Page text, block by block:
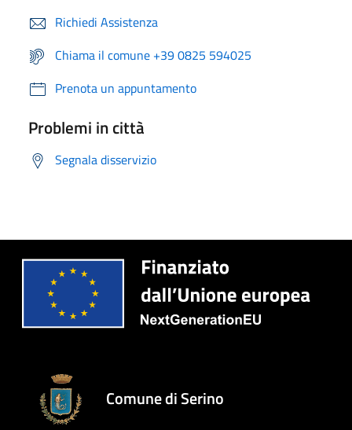
Richiedi Assistenza
Chiama il comune +39 0825 594025
Prenota un appuntamento
Problemi in città
Segnala disservizio
Comune di Serino